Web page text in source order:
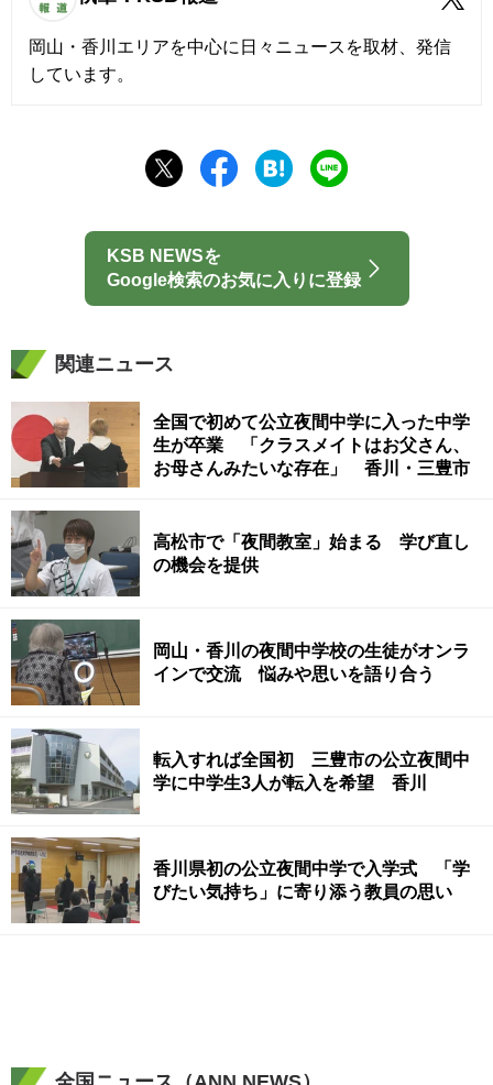
岡山・香川エリアを中心に日々ニュースを取材、発信
しています。
KSB NEWSを
Google検索のお気に入りに登録
関連ニュース
全国で初めて公立夜間中学に入った中学
生が卒業 「クラスメイトはお父さん、
お母さんみたいな存在」 香川・三豊市
高松市で「夜間教室」始まる 学び直し
の機会を提供
岡山・香川の夜間中学校の生徒がオンラ
インで交流 悩みや思いを語り合う
転入すれば全国初 三豊市の公立夜間中
学に中学生3人が転入を希望 香川
香川県初の公立夜間中学で入学式 「学
びたい気持ち」に寄り添う教員の思い